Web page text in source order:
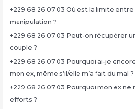
+229 68 26 07 03 Où est la limite
manipulation ?
+229 68 26 07 03 Peut-on récupérer
couple ?
+229 68 26 07 03 Pourquoi ai-je
mon ex, même s’il/elle m’a fait du mal ?
+229 68 26 07 03 Pourquoi mon ex ne
efforts ?